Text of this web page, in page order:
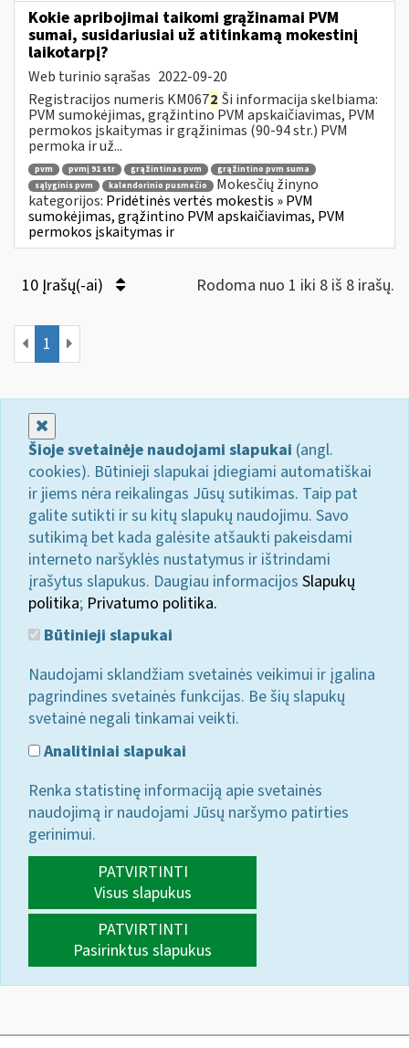
Kokie apribojimai taikomi grąžinamai PVM
sumai, susidariusiai už atitinkamą mokestinį
laikotarpį?
Web turinio sąrašas 2022-09-20
Registracijos numeris KM0672 Ši informacija skelbiama:
PVM sumokėjimas, grąžintino PVM apskaičiavimas, PVM
permokos įskaitymas ir grąžinimas (90-94 str.) PVM
permoka ir už...
pvm pvmį 91 str grąžintinas pvm
grąžintino pvm suma
sąlyginis pvm
kalendorinio pusmečio
Mokesčių žinyno
kategorijos: Pridėtinės vertės mokestis » PVM
sumokėjimas, grąžintino PVM apskaičiavimas, PVM
permokos įskaitymas ir
10 Įrašų(-ai) Rodoma nuo 1 iki 8 iš 8 irašų.
1
Šioje svetainėje naudojami slapukai (angl.
cookies). Būtinieji slapukai įdiegiami automatiškai
ir jiems nėra reikalingas Jūsų sutikimas. Taip pat
galite sutikti ir su kitų slapukų naudojimu. Savo
sutikimą bet kada galėsite atšaukti pakeisdami
interneto naršyklės nustatymus ir ištrindami
įrašytus slapukus. Daugiau informacijos Slapukų
politika; Privatumo politika.
Būtinieji slapukai
Naudojami sklandžiam svetainės veikimui ir įgalina
pagrindines svetainės funkcijas. Be šių slapukų
svetainė negali tinkamai veikti.
Analitiniai slapukai
Renka statistinę informaciją apie svetainės
naudojimą ir naudojami Jūsų naršymo patirties
gerinimui.
PATVIRTINTI
Visus slapukus
PATVIRTINTI
Pasirinktus slapukus